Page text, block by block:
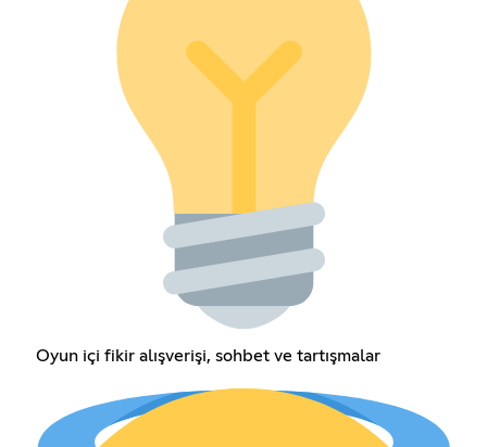
Oyun içi fikir alışverişi, sohbet ve tartışmalar